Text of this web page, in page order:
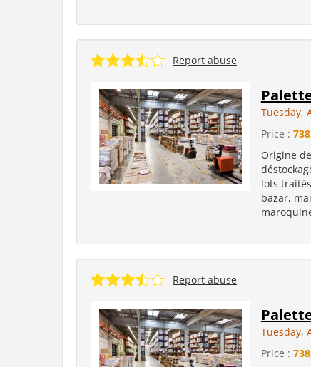
Report abuse
Tuesday,
Price :
Origine
lots
bazar,
Report abuse
Tuesday,
Price :